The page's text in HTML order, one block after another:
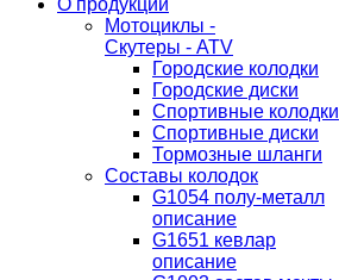
Мотоциклы -
Скутеры - ATV
Городские колодки
Городские диски
Спортивные колодки
Спортивные диски
Тормозные шланги
Составы колодок
G1054 полу-металл
описание
G1651 кевлар
описание